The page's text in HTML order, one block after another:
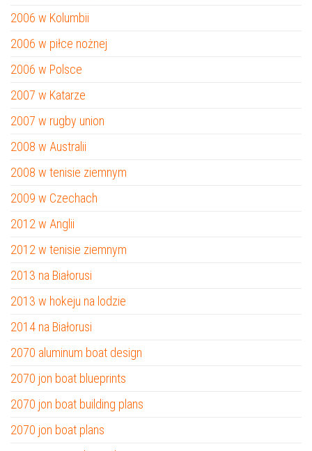
2006 w Kolumbii
2006 w piłce nożnej
2006 w Polsce
2007 w Katarze
2007 w rugby union
2008 w Australii
2008 w tenisie ziemnym
2009 w Czechach
2012 w Anglii
2012 w tenisie ziemnym
2013 na Białorusi
2013 w hokeju na lodzie
2014 na Białorusi
2070 aluminum boat design
2070 jon boat blueprints
2070 jon boat building plans
2070 jon boat plans